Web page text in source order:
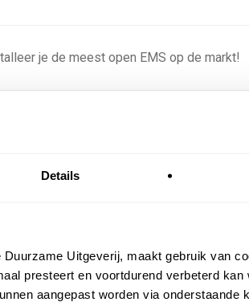
Details
Uitgeverij, maakt gebruik van
presteert en voortdurend verbeterd kan
aangepast worden via onderstaande
je de meest open EMS op de markt!
hoe netbeheerders proberen